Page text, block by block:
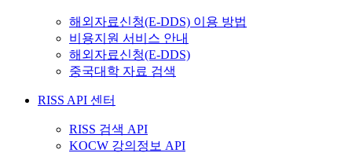
해외자료신청(E-DDS) 이용 방법
비용지원 서비스 안내
해외자료신청(E-DDS)
중국대학 자료 검색
RISS API 센터
RISS 검색 API
KOCW 강의정보 API